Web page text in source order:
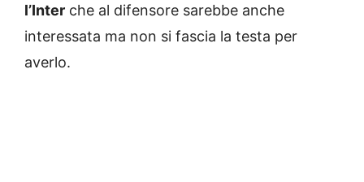
l’Inter che al difensore sarebbe anche
interessata ma non si fascia la testa per
averlo.